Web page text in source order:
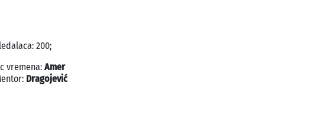
200;
vremena: Amer
Dragojević